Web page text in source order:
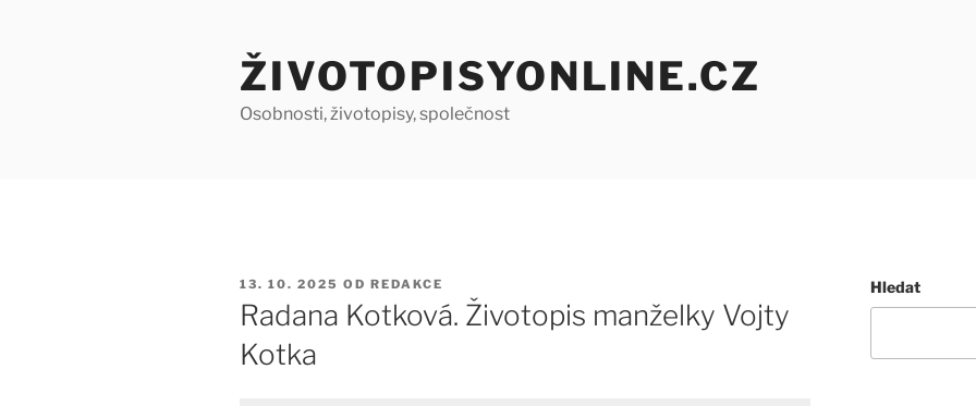
ŽIVOTOPISYONLINE.CZ
Osobnosti, životopisy, společnost
PUBLIKOVÁNO
13. 10. 2025 OD REDAKCE
Radana Kotková. Životopis manželky Vojty
Kotka
Hledat